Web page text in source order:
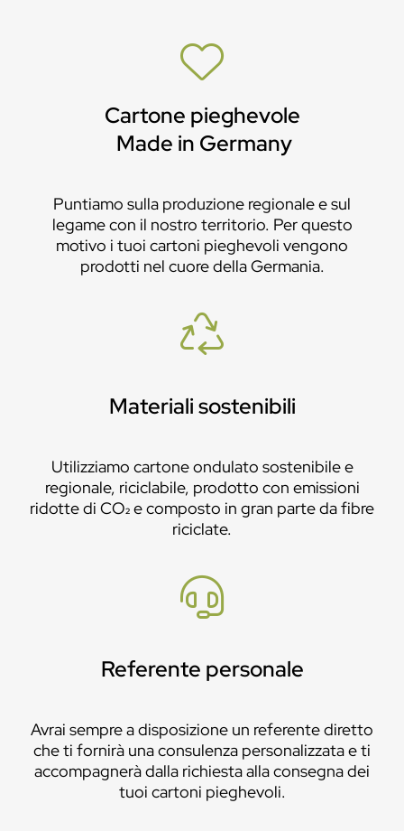
Cartone pieghevole
Made in Germany
Puntiamo sulla produzione regionale e sul
legame con il nostro territorio. Per questo
motivo i tuoi cartoni pieghevoli vengono
prodotti nel cuore della Germania.
Materiali sostenibili
Utilizziamo cartone ondulato sostenibile e
regionale, riciclabile, prodotto con emissioni
ridotte di CO₂ e composto in gran parte da fibre
riciclate.
Referente personale
Avrai sempre a disposizione un referente diretto
che ti fornirà una consulenza personalizzata e ti
accompagnerà dalla richiesta alla consegna dei
tuoi cartoni pieghevoli.